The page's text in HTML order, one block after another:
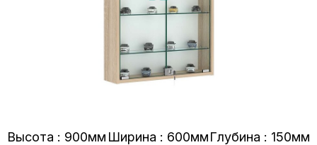
Высота : 900мм Ширина : 600ммГлубина : 150мм